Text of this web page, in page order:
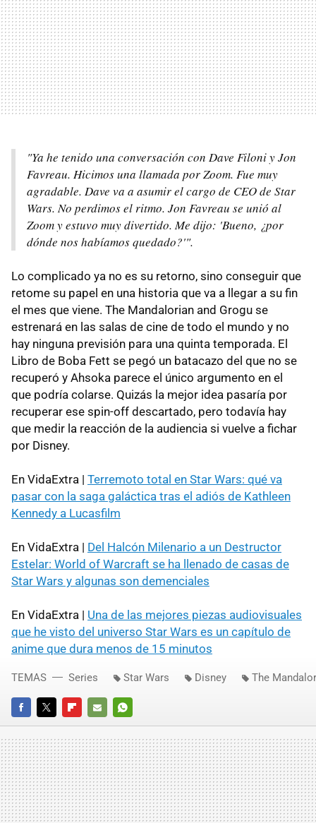
"Ya he tenido una conversación con Dave Filoni y Jon
Favreau. Hicimos una llamada por Zoom. Fue muy
agradable. Dave va a asumir el cargo de CEO de Star
Wars. No perdimos el ritmo. Jon Favreau se unió al
Zoom y estuvo muy divertido. Me dijo: 'Bueno, ¿por
dónde nos habíamos quedado?'".
Lo complicado ya no es su retorno, sino conseguir que
retome su papel en una historia que va a llegar a su fin
el mes que viene. The Mandalorian and Grogu se
estrenará en las salas de cine de todo el mundo y no
hay ninguna previsión para una quinta temporada. El
Libro de Boba Fett se pegó un batacazo del que no se
recuperó y Ahsoka parece el único argumento en el
que podría colarse. Quizás la mejor idea pasaría por
recuperar ese spin-off descartado, pero todavía hay
que medir la reacción de la audiencia si vuelve a fichar
por Disney.
En VidaExtra | Terremoto total en Star Wars: qué va
pasar con la saga galáctica tras el adiós de Kathleen
Kennedy a Lucasfilm
En VidaExtra | Del Halcón Milenario a un Destructor
Estelar: World of Warcraft se ha llenado de casas de
Star Wars y algunas son demenciales
En VidaExtra | Una de las mejores piezas audiovisuales
que he visto del universo Star Wars es un capítulo de
anime que dura menos de 15 minutos
FACEBOOKTWITTERFLIPBOARD
E-
MAIL
WHATSAPP
TEMAS Series Star Wars Disney The